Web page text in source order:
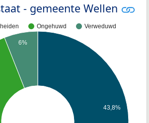
- gemeente Wellen
Ongehuwd Verweduwd
43,8%
6%